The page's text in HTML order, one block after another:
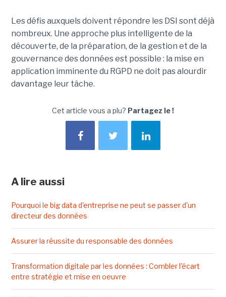
Les défis auxquels doivent répondre les DSI sont déjà
nombreux. Une approche plus intelligente de la
découverte, de la préparation, de la gestion et de la
gouvernance des données est possible : la mise en
application imminente du RGPD ne doit pas alourdir
davantage leur tâche.
Cet article vous a plu? Partagez le !
A lire aussi
Pourquoi le big data d'entreprise ne peut se passer d'un
directeur des données
Assurer la réussite du responsable des données
Transformation digitale par les données : Combler l'écart
entre stratégie et mise en oeuvre